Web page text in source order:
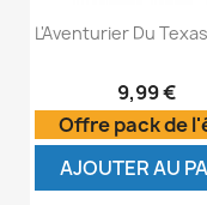
L'Aventurier Du
9,99 €
Offre pack de
AJOUTER AU